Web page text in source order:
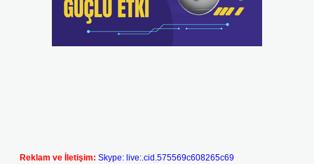
Reklam ve İletişim: Skype: live:.cid.575569c608265c69